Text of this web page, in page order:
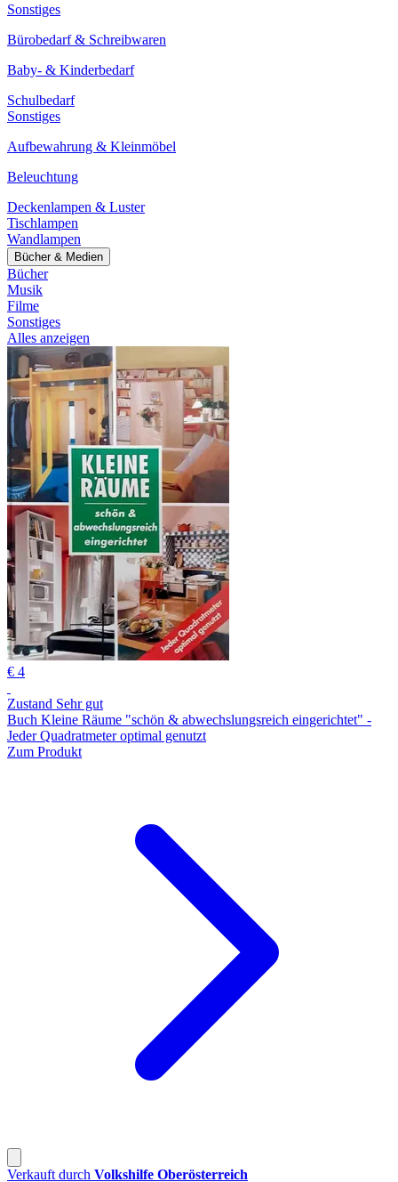
Sonstiges
Bürobedarf & Schreibwaren
Baby- & Kinderbedarf
Schulbedarf
Sonstiges
Aufbewahrung & Kleinmöbel
Beleuchtung
Deckenlampen & Luster
Tischlampen
Wandlampen
Bücher & Medien
Bücher
Musik
Filme
Sonstiges
Alles anzeigen
€ 4
Zustand Sehr gut
Buch Kleine Räume "schön & abwechslungsreich eingerichtet" -
Jeder Quadratmeter optimal genutzt
Zum Produkt
Verkauft durch Volkshilfe Oberösterreich